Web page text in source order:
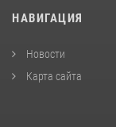
НАВИГАЦИЯ
Новости
Карта сайта